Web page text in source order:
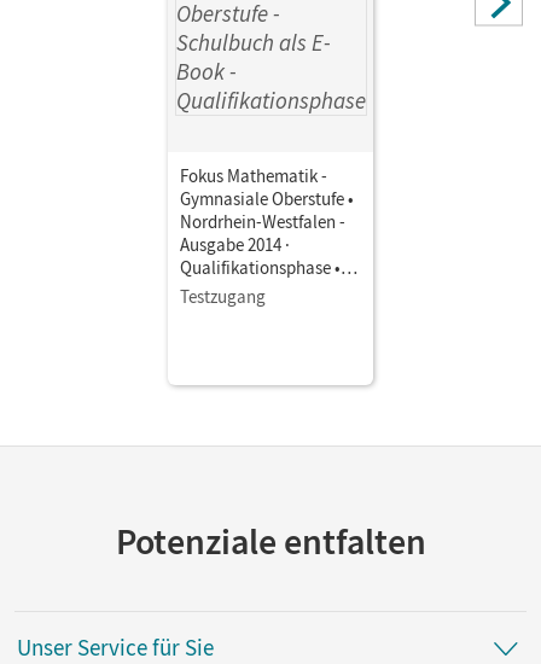
Wolfgang; Lütticken, Renatus; Oselies, Reinhard;
Leßmann, Jochen; Krysmalski, Markus; Rohmann, Corinna
Fokus Mathematik -
Gymnasiale Oberstufe •
Nordrhein-Westfalen -
Ausgabe 2014 ·
Qualifikationsphase •
Schulbuch als E-Book
Testzugang
Potenziale entfalten
Unser Service für Sie